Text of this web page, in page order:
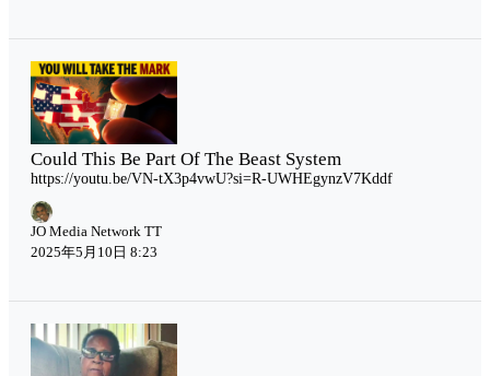
Could This Be Part Of The Beast System
https://youtu.be/VN-tX3p4vwU?si=R-UWHEgynzV7Kddf
JO Media Network TT
2025年5月10日 8:23